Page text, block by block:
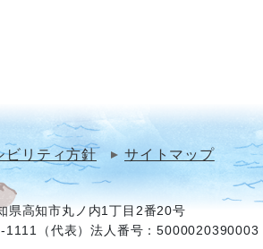
ビリティ方針 サイトマップ
県高知市丸ノ内1丁目2番20号
1111（代表）法人番号：5000020390003